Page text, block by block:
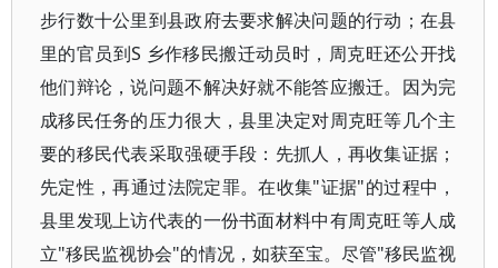
步行数十公里到县政府去要求解决问题的行动；在县
里的官员到S 乡作移民搬迁动员时，周克旺还公开找
他们辩论，说问题不解决好就不能答应搬迁。因为完
成移民任务的压力很大，县里决定对周克旺等几个主
要的移民代表采取强硬手段：先抓人，再收集证据；
先定性，再通过法院定罪。在收集"证据"的过程中，
县里发现上访代表的一份书面材料中有周克旺等人成
立"移民监视协会"的情况，如获至宝。尽管"移民监视